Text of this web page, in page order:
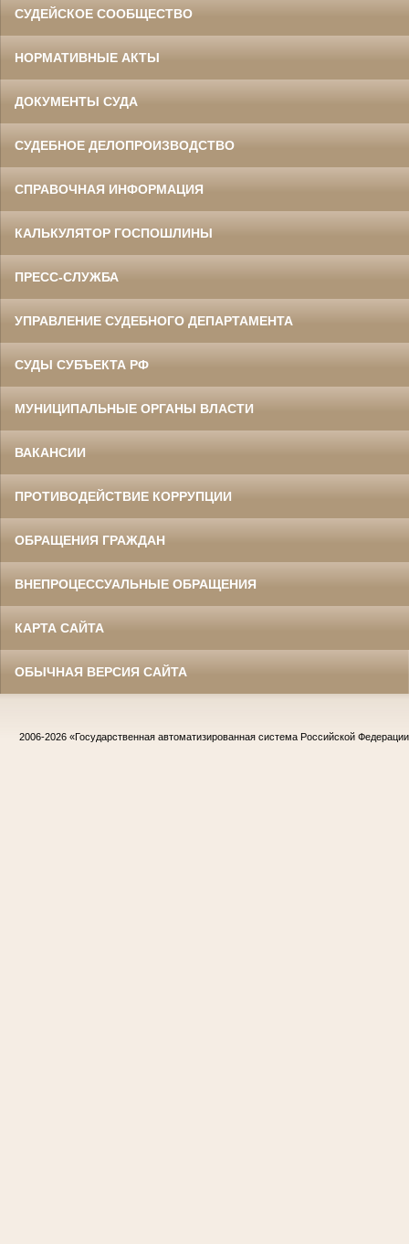
СУДЕЙСКОЕ СООБЩЕСТВО
НОРМАТИВНЫЕ АКТЫ
ДОКУМЕНТЫ СУДА
СУДЕБНОЕ ДЕЛОПРОИЗВОДСТВО
СПРАВОЧНАЯ ИНФОРМАЦИЯ
КАЛЬКУЛЯТОР ГОСПОШЛИНЫ
ПРЕСС-СЛУЖБА
УПРАВЛЕНИЕ СУДЕБНОГО ДЕПАРТАМЕНТА
СУДЫ СУБЪЕКТА РФ
МУНИЦИПАЛЬНЫЕ ОРГАНЫ ВЛАСТИ
ВАКАНСИИ
ПРОТИВОДЕЙСТВИЕ КОРРУПЦИИ
ОБРАЩЕНИЯ ГРАЖДАН
ВНЕПРОЦЕССУАЛЬНЫЕ ОБРАЩЕНИЯ
КАРТА САЙТА
ОБЫЧНАЯ ВЕРСИЯ САЙТА
2006-2026 «Государственная автоматизированная система Российской